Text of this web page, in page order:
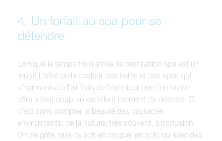
4. Un forfait au spa pour se
détendre
Lorsque le temps froid arrive, la destination spa est un
must! L’effet de la chaleur des bains et des spas qui
s’harmonise à l’air frais de l’extérieur que l’on hume
offre à tout coup un excellent moment de détente. Et
c’est sans compter la beauté des paysages
environnants, de la nature, très souvent, à profusion.
On se gâte, que ce soit en couple, en solo ou avec des